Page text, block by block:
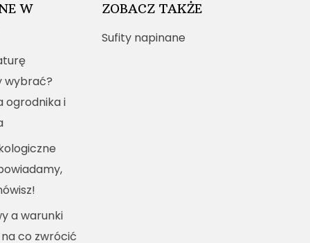
W
wybrać?
ogrodnika i
a warunki
co zwrócić
ZOBACZ TAKŻE
Sufity napinane